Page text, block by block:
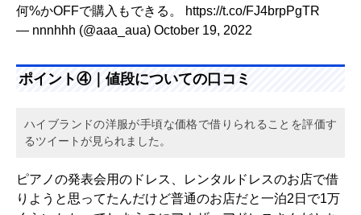
何%かOFFで購入もできる。
https://t.co/FJ4brpPgTR
— nnnhhh (@aaa_aua) October 19, 2022
ポイント④｜値段についての口コミ
ハイブランドの洋服が手頃な価格で借りられることを評価す
るツイートが見られました。
ピアノの発表会用のドレス、レンタルドレスのお店で借
りようと思ってたんだけど普通のお店だと一泊2日で1万